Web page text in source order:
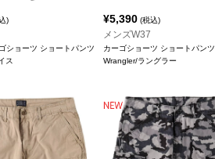
)
ショーツ ショートパンツ
ス
¥5,390 (税込)
メンズW37
カーゴショーツ ショートパンツ
Wrangler/ラングラー